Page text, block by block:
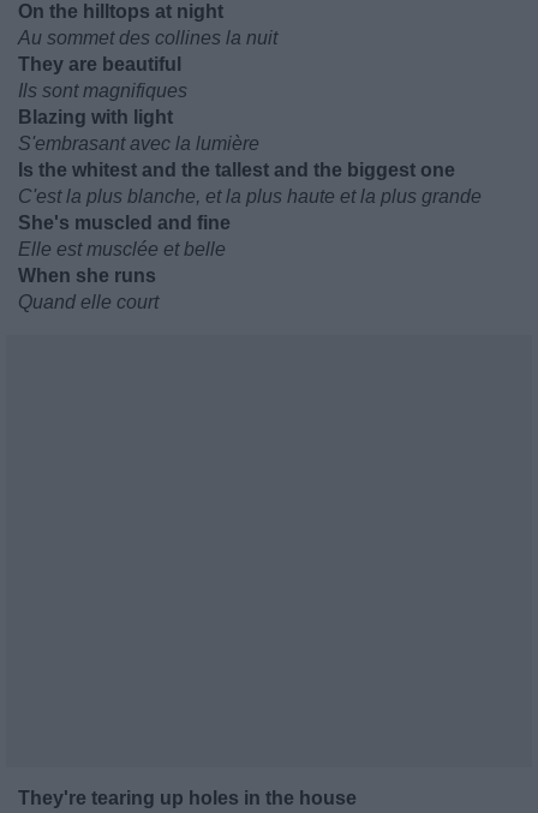
On the hilltops at night
Au sommet des collines la nuit
They are beautiful
Ils sont magnifiques
Blazing with light
S'embrasant avec la lumière
Is the whitest and the tallest and the biggest one
C'est la plus blanche, et la plus haute et la plus grande
She's muscled and fine
Elle est musclée et belle
When she runs
Quand elle court
They're tearing up holes in the house